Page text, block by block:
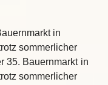
in
sommerlicher
35. Bauernmarkt in
sommerlicher